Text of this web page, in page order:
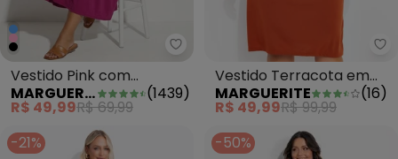
Marguerite - Vestido Pink com
Vestido Pink com
Transpasse Plus Size
MARGUERITE (1439)
R$ 49,99R$ 69,99
Vestido Terracota em
Poliviscose
MARGUERITE (16)
R$ 49,99R$ 99,99
-21%
-50%